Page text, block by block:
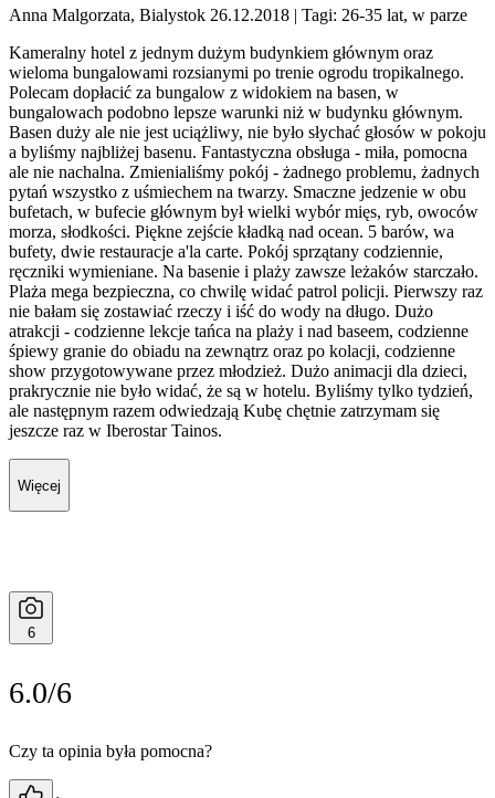
Anna Malgorzata, Bialystok 26.12.2018 | Tagi: 26-35 lat, w parze
Kameralny hotel z jednym dużym budynkiem głównym oraz
wieloma bungalowami rozsianymi po trenie ogrodu tropikalnego.
Polecam dopłacić za bungalow z widokiem na basen, w
bungalowach podobno lepsze warunki niż w budynku głównym.
Basen duży ale nie jest uciążliwy, nie było słychać głosów w pokoju
a byliśmy najbliżej basenu. Fantastyczna obsługa - miła, pomocna
ale nie nachalna. Zmienialiśmy pokój - żadnego problemu, żadnych
pytań wszystko z uśmiechem na twarzy. Smaczne jedzenie w obu
bufetach, w bufecie głównym był wielki wybór mięs, ryb, owoców
morza, słodkości. Piękne zejście kładką nad ocean. 5 barów, wa
bufety, dwie restauracje a'la carte. Pokój sprzątany codziennie,
ręczniki wymieniane. Na basenie i plaży zawsze leżaków starczało.
Plaża mega bezpieczna, co chwilę widać patrol policji. Pierwszy raz
nie bałam się zostawiać rzeczy i iść do wody na długo. Dużo
atrakcji - codzienne lekcje tańca na plaży i nad baseem, codzienne
śpiewy granie do obiadu na zewnątrz oraz po kolacji, codzienne
show przygotowywane przez młodzież. Dużo animacji dla dzieci,
prakrycznie nie było widać, że są w hotelu. Byliśmy tylko tydzień,
ale następnym razem odwiedzają Kubę chętnie zatrzymam się
jeszcze raz w Iberostar Tainos.
Więcej
6
6.0/6
Czy ta opinia była pomocna?